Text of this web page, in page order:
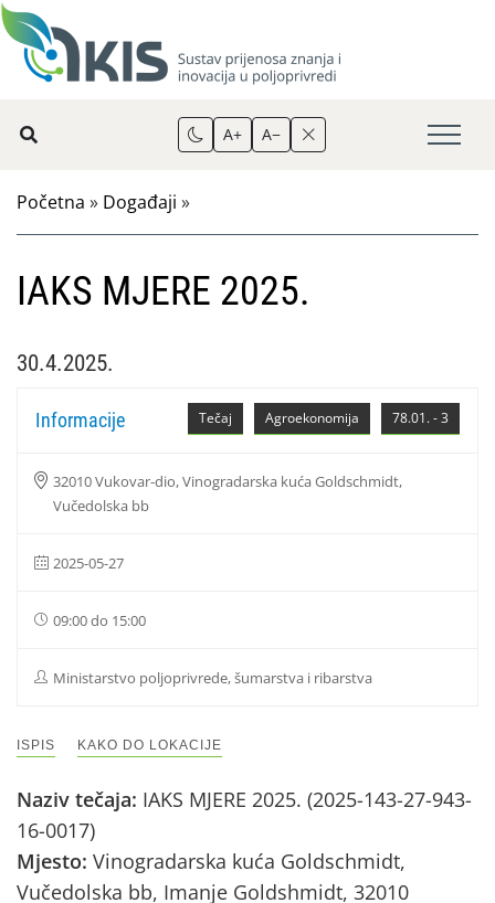
A+ A−
Početna » Događaji »
IAKS MJERE 2025.
30.4.2025.
78.01. - 3
Agroekonomija
Tečaj
Informacije
32010 Vukovar-dio, Vinogradarska kuća Goldschmidt,
Vučedolska bb
2025-05-27
09:00 do 15:00
Ministarstvo poljoprivrede, šumarstva i ribarstva
ISPIS KAKO DO LOKACIJE
Naziv tečaja: IAKS MJERE 2025. (2025-143-27-943-
16-0017)
Mjesto: Vinogradarska kuća Goldschmidt,
Vučedolska bb, Imanje Goldshmidt, 32010